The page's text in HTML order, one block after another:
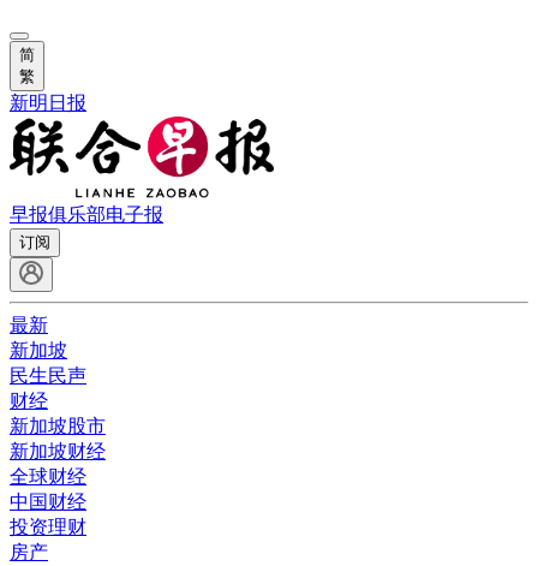
简
繁
新明日报
早报俱乐部电子报
订阅
最新
新加坡
民生民声
财经
新加坡股市
新加坡财经
全球财经
中国财经
投资理财
房产